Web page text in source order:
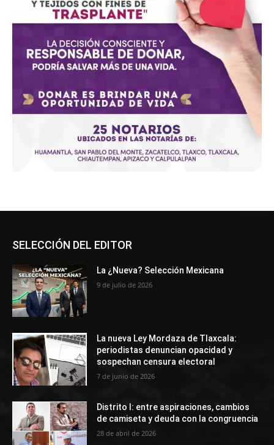
SELECCIÓN DEL EDITOR
La ¿Nueva? Selección Mexicana
9 de julio de 2026
La nueva Ley Mordaza de Tlaxcala:
periodistas denuncian opacidad y
sospechan censura electoral
7 de junio de 2026
Distrito I: entre aspiraciones, cambios
de camiseta y deuda con la congruencia
28 de abril de 2026